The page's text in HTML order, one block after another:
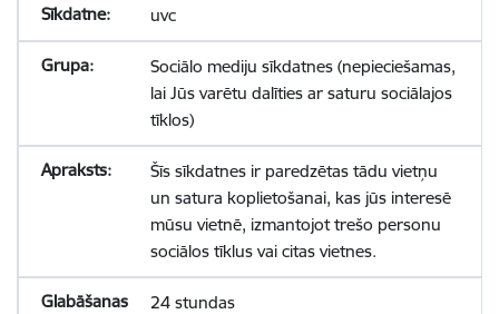
uvc
Sociālo mediju sīkdatnes (nepieciešamas,
lai Jūs varētu dalīties ar saturu sociālajos
tīklos)
Šīs sīkdatnes ir paredzētas tādu vietņu
un satura koplietošanai, kas jūs interesē
mūsu vietnē, izmantojot trešo personu
sociālos tīklus vai citas vietnes.
24 stundas